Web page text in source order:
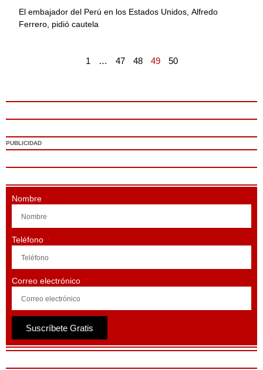
El embajador del Perú en los Estados Unidos, Alfredo
Ferrero, pidió cautela
1 … 47 48 49 50
PUBLICIDAD
Nombre
Teléfono
Correo electrónico
Suscríbete Gratis